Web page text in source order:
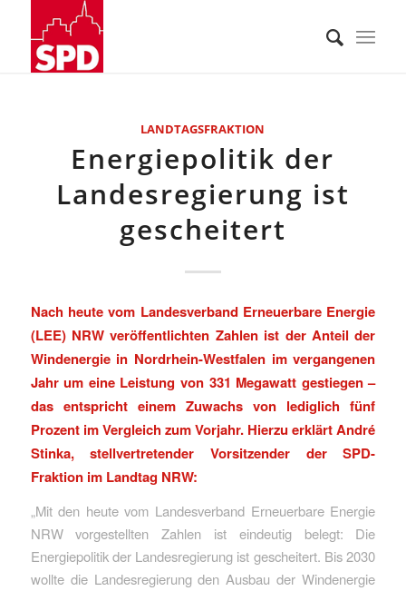
LANDTAGSFRAKTION
Energiepolitik der
Landesregierung ist
gescheitert
Nach heute vom Landesverband Erneuerbare Energie
(LEE) NRW veröffentlichten Zahlen ist der Anteil der
Windenergie in Nordrhein-Westfalen im vergangenen
Jahr um eine Leistung von 331 Megawatt gestiegen –
das entspricht einem Zuwachs von lediglich fünf
Prozent im Vergleich zum Vorjahr. Hierzu erklärt André
Stinka, stellvertretender Vorsitzender der SPD-
Fraktion im Landtag NRW:
„Mit den heute vom Landesverband Erneuerbare Energie
NRW vorgestellten Zahlen ist eindeutig belegt: Die
Energiepolitik der Landesregierung ist gescheitert. Bis 2030
wollte die Landesregierung den Ausbau der Windenergie